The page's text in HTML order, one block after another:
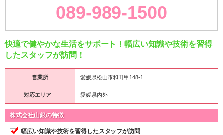
089-989-1500
快適で健やかな生活をサポート！幅広い知識や技術を習得
したスタッフが訪問！
営業所 愛媛県松山市和田甲148-1
対応エリア 愛媛県内外
株式会社山銀の特徴
幅広い知識や技術を習得したスタッフが訪問